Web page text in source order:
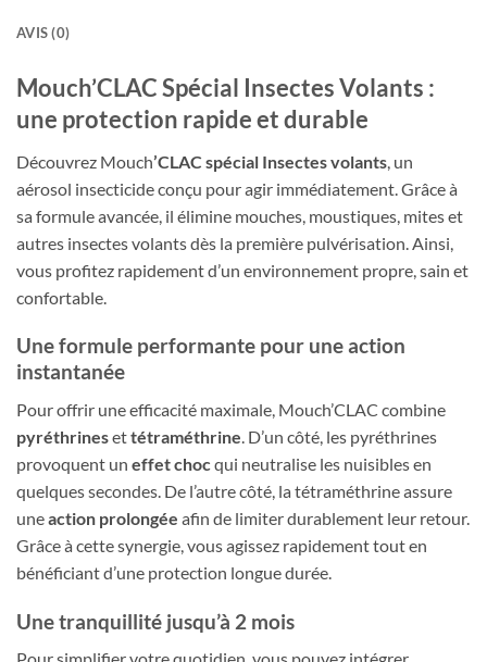
AVIS (0)
Mouch’CLAC Spécial Insectes Volants :
une protection rapide et durable
Découvrez Mouch’CLAC spécial Insectes volants , un
aérosol insecticide conçu pour agir immédiatement. Grâce à
sa formule avancée, il élimine mouches, moustiques, mites et
autres insectes volants dès la première pulvérisation. Ainsi,
vous profitez rapidement d’un environnement propre, sain et
confortable.
Une formule performante pour une action
instantanée
Pour offrir une efficacité maximale, Mouch’CLAC combine
pyréthrinesettétraméthrine. D’un côté, les pyréthrines
provoquent un effet chocqui neutralise les nuisibles en
quelques secondes. De l’autre côté, la tétraméthrine assure
uneaction prolongée afin de limiter durablement leur retour.
Grâce à cette synergie, vous agissez rapidement tout en
bénéficiant d’une protection longue durée.
Une tranquillité jusqu’à 2 mois